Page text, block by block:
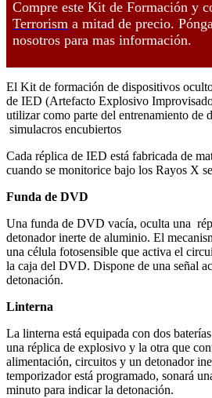
Compre este Kit de Formación y
Terrorism a mitad de precio.
nosotros para mas información.
El Kit de formación de dispositivos
de IED (Artefacto Explosivo
utilizar como parte del entrenamiento de
simulacros encubiertos
Cada réplica de IED está fabricada de
cuando se monitorice bajo los Rayos X
Funda de DVD
Una funda de DVD vacía, oculta una
detonador inerte de aluminio. El
una célula fotosensible que activa el
la caja del DVD. Dispone de una señal
detonación.
Linterna
La linterna está equipada con dos
una réplica de explosivo y la otra que
alimentación, circuitos y un detonador
temporizador está programado, sonará
minuto para indicar la detonación.